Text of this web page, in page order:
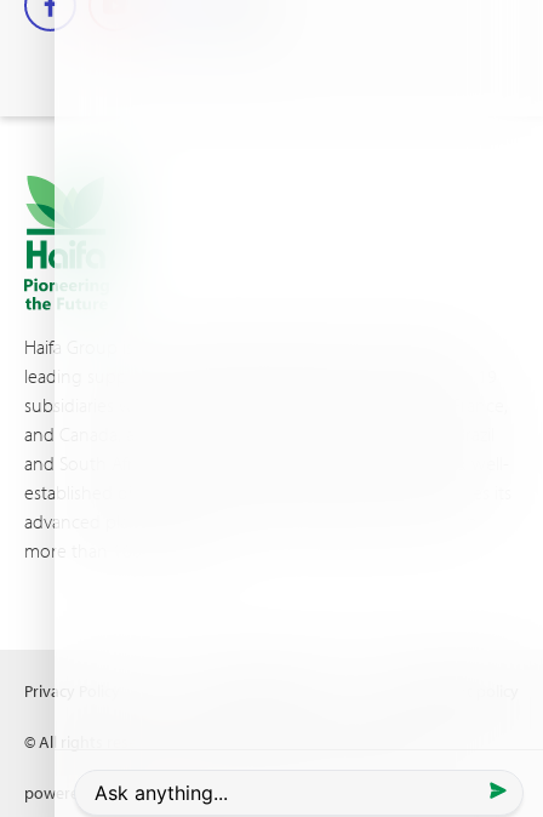
Haifa Group is a multi-national corporation and a global
leading supplier of specialty fertilizers, operating through 19
subsidiaries worldwide, with production sites in Israel, France,
and Canada, as well as proprietary blending facilities in Brazil
and South Africa. Backed by extensive infrastructure and well-
established distribution and logistics networks, Haifa makes its
advanced plant nutrition solutions available to growers in
more than 100 countries.
© All rights reserved (2026) Haifa Negev technologies LTD
Privacy Policy
powered byComrax